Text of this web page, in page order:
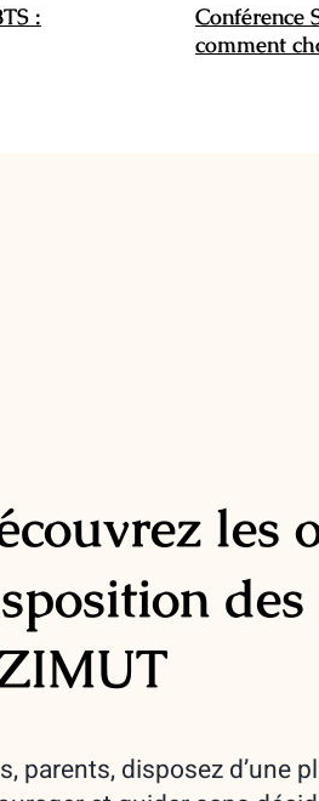
:
Conférence
comment
les
parents, disposez d’une